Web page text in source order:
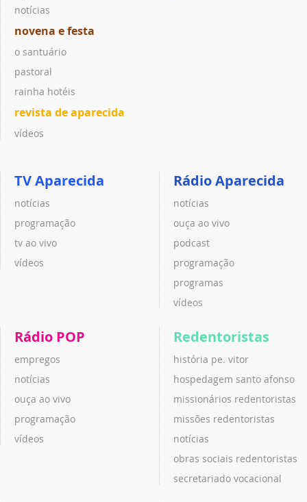
notícias
novena e festa
o santuário
pastoral
rainha hotéis
revista de aparecida
vídeos
TV Aparecida
notícias
programação
tv ao vivo
vídeos
Rádio Aparecida
notícias
ouça ao vivo
podcast
programação
programas
vídeos
Rádio POP
empregos
notícias
ouça ao vivo
programação
vídeos
Redentoristas
história pe. vitor
hospedagem santo afonso
missionários redentoristas
missões redentoristas
notícias
obras sociais redentoristas
secretariado vocacional